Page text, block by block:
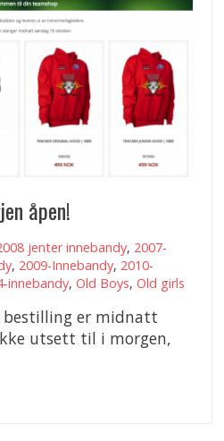
åpen!
jenter innebandy, 2007-
, 2009-Innebandy, 2010-
innebandy, Old Boys, Old girls
bestilling er midnatt
utsett til i morgen,